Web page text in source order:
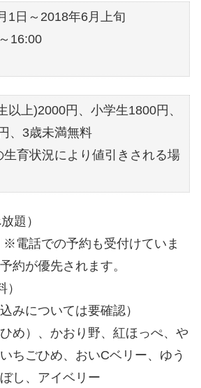
1日～2018年6月上旬
16:00
以上)2000円、小学生1800円、
、3歳未満無料
育状況により値引きされる場
題）
電話での予約も受付けていま
約が優先されます。
みについては要確認）
め）、かおり野、紅ほっぺ、や
ちごひめ、おいCベリー、ゆう
し、アイベリー